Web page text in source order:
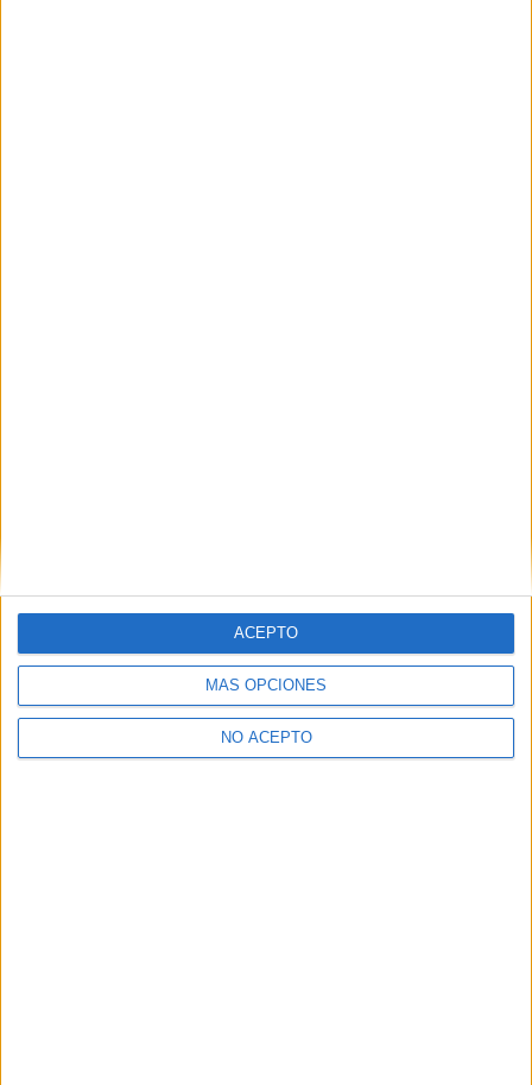
MÁS OPCIONES
NO ACEPTO
ACEPTO
Y como regalo de agradecimiento, por registrarte te daremos
gratis una copia de nuestro ebook con 100 consejos para tu
primer año de universidad